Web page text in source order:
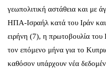
γεωπολιτική αστάθεια και με
ΗΠΑ-Ισραήλ κατά του Ιράν
ειρήνη (7), η πρωτοβουλία
τον επόμενο μήνα για το
καθόσον υπάρχουν νέα